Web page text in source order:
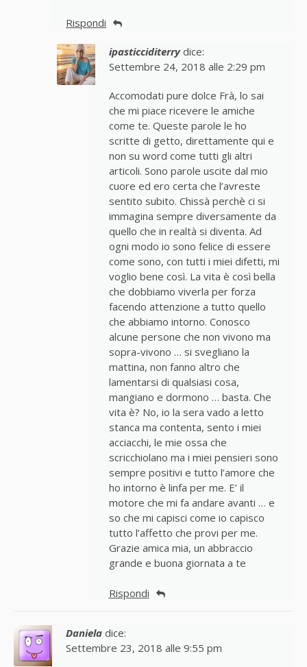
Rispondi
ipasticciditerry dice:
Settembre 24, 2018 alle 2:29 pm
Accomodati pure dolce Frà, lo sai
che mi piace ricevere le amiche
come te. Queste parole le ho
scritte di getto, direttamente qui e
non su word come tutti gli altri
articoli. Sono parole uscite dal mio
cuore ed ero certa che l’avreste
sentito subito. Chissà perchè ci si
immagina sempre diversamente da
quello che in realtà si diventa. Ad
ogni modo io sono felice di essere
come sono, con tutti i miei difetti, mi
voglio bene così. La vita è così bella
che dobbiamo viverla per forza
facendo attenzione a tutto quello
che abbiamo intorno. Conosco
alcune persone che non vivono ma
sopra-vivono … si svegliano la
mattina, non fanno altro che
lamentarsi di qualsiasi cosa,
mangiano e dormono … basta. Che
vita è? No, io la sera vado a letto
stanca ma contenta, sento i miei
acciacchi, le mie ossa che
scricchiolano ma i miei pensieri sono
sempre positivi e tutto l’amore che
ho intorno è linfa per me. E’ il
motore che mi fa andare avanti … e
so che mi capisci come io capisco
tutto l’affetto che provi per me.
Grazie amica mia, un abbraccio
grande e buona giornata a te
Rispondi
Daniela dice:
Settembre 23, 2018 alle 9:55 pm